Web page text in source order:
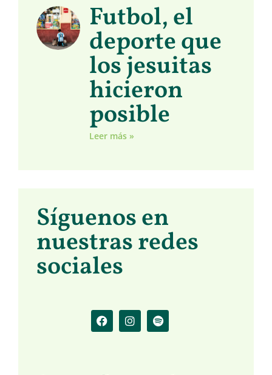
Futbol, el
deporte que
los jesuitas
hicieron
posible
Leer más »
Síguenos en
nuestras redes
sociales